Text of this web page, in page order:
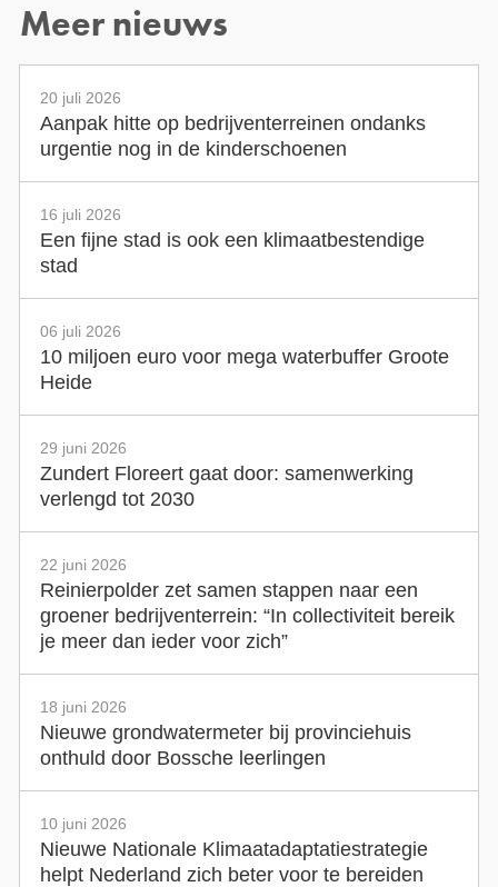
Meer nieuws
20 juli 2026
Aanpak hitte op bedrijventerreinen ondanks
urgentie nog in de kinderschoenen
16 juli 2026
Een fijne stad is ook een klimaatbestendige
stad
06 juli 2026
10 miljoen euro voor mega waterbuffer Groote
Heide
29 juni 2026
Zundert Floreert gaat door: samenwerking
verlengd tot 2030
22 juni 2026
Reinierpolder zet samen stappen naar een
groener bedrijventerrein: “In collectiviteit bereik
je meer dan ieder voor zich”
18 juni 2026
Nieuwe grondwatermeter bij provinciehuis
onthuld door Bossche leerlingen
10 juni 2026
Nieuwe Nationale Klimaatadaptatiestrategie
helpt Nederland zich beter voor te bereiden